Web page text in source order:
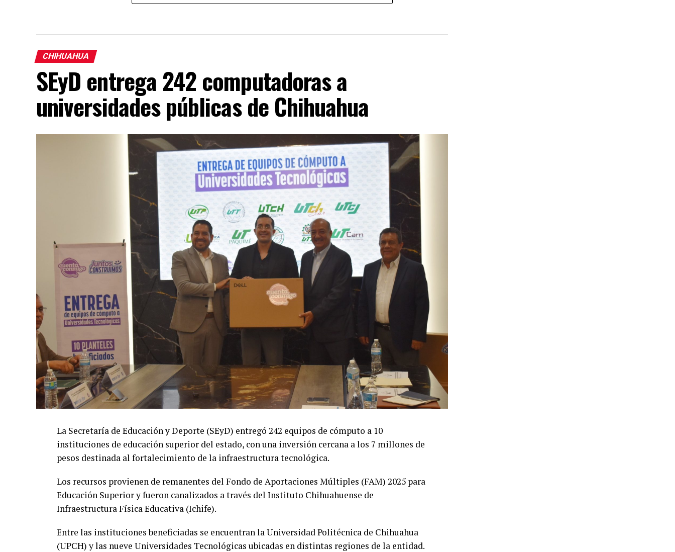
CHIHUAHUA
SEyD entrega 242 computadoras a
universidades públicas de Chihuahua
La Secretaría de Educación y Deporte (SEyD) entregó 242 equipos de cómputo a 10
instituciones de educación superior del estado, con una inversión cercana a los 7 millones de
pesos destinada al fortalecimiento de la infraestructura tecnológica.
Los recursos provienen de remanentes del Fondo de Aportaciones Múltiples (FAM) 2025 para
Educación Superior y fueron canalizados a través del Instituto Chihuahuense de
Infraestructura Física Educativa (Ichife).
Entre las instituciones beneficiadas se encuentran la Universidad Politécnica de Chihuahua
(UPCH) y las nueve Universidades Tecnológicas ubicadas en distintas regiones de la entidad.